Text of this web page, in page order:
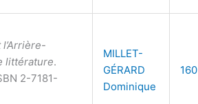
littérature.
2-7181-
MILLET-
GÉRARD
Dominique
160